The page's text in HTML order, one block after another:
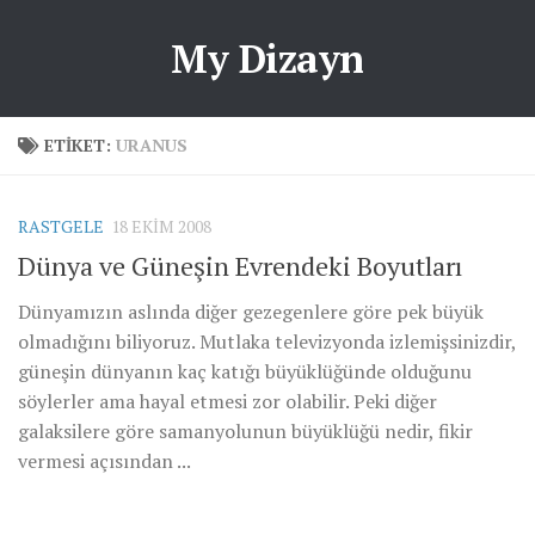
My Dizayn
ETIKET: URANUS
RASTGELE 18 EKIM 2008
Dünya ve Güneşin Evrendeki Boyutları
Dünyamızın aslında diğer gezegenlere göre pek büyük
olmadığını biliyoruz. Mutlaka televizyonda izlemişsinizdir,
güneşin dünyanın kaç katığı büyüklüğünde olduğunu
söylerler ama hayal etmesi zor olabilir. Peki diğer
galaksilere göre samanyolunun büyüklüğü nedir, fikir
vermesi açısından ...